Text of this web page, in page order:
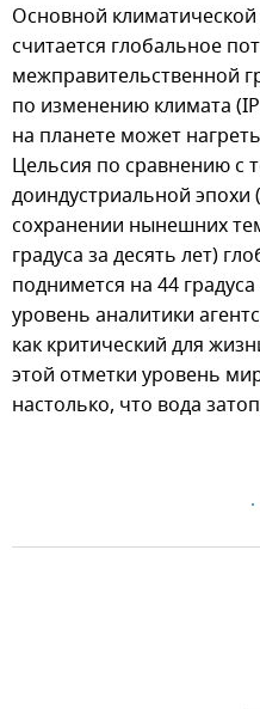
Основной
считается глобальное
межправительственной
по изменению климата
на планете может
Цельсия по сравнению с
доиндустриальной эпохи
сохранении нынешних
градуса за десять лет)
поднимется на 44
уровень аналитики
как критический для
этой отметки уровень
настолько, что вода